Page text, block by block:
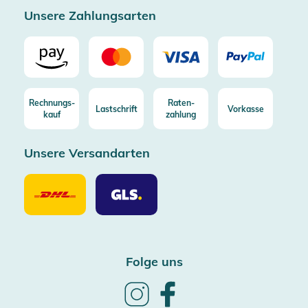
Unsere Zahlungsarten
Rechnungs-
kauf
Lastschrift
Raten-
zahlung
Vorkasse
Unsere Versandarten
Unsere
Versandarten
DHL
Unsere
Versandarten
GLS
Folge uns
Follow